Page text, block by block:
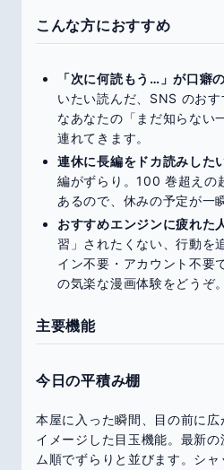
こんな方におすすめ
「次に何読もう…」が口癖
いたい読んだ、SNS のお
なあなたの「まだ知らない
連れてきます。
連休に長編をドカ読みした
編がずらり。100 巻超えの
あるので、休みの予定が一
おすすめエンジンに疲れた
習」されたくない、行動を
イン不要・アカウント不要
の気楽な漫画体験をどうぞ。
主要機能
今日の平積み棚
本屋に入った瞬間、目の前に
イメージした目玉機能。最新
ム順でずらりと並びます。シ